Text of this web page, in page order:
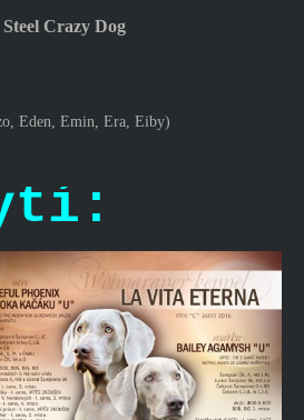
Crazy Dog
Eden, Emin, Era, Eiby)